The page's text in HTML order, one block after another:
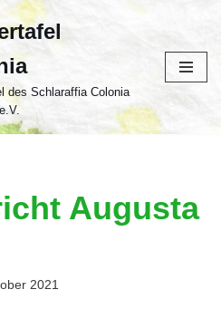
des Schlaraffia Colonia
Augusta
2021